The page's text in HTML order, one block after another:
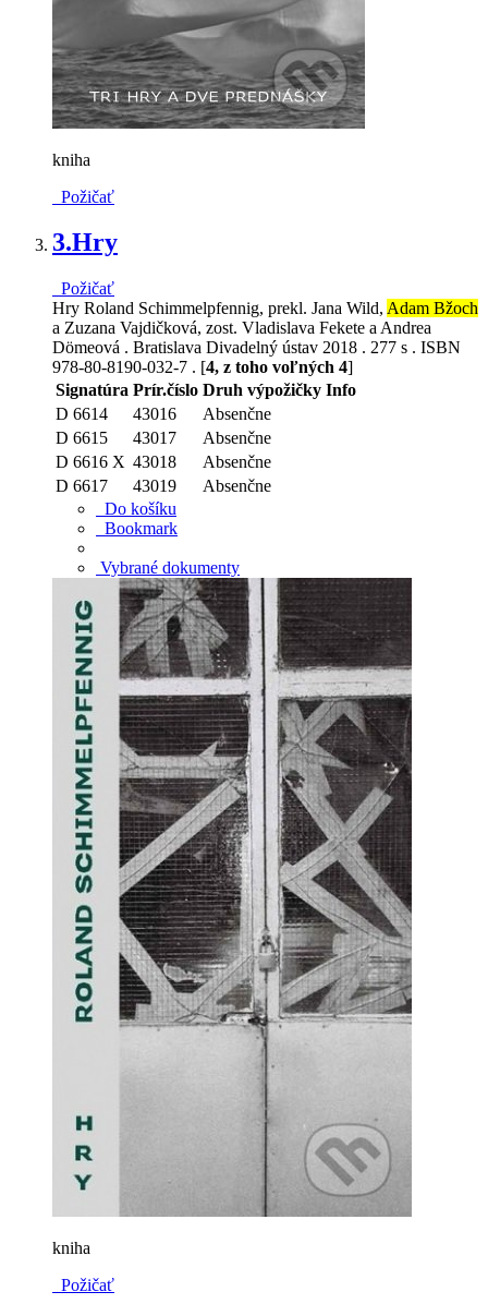
kniha
Požičať
3.Hry
Požičať
Hry Roland Schimmelpfennig, prekl. Jana Wild, Adam Bžoch
a Zuzana Vajdičková, zost. Vladislava Fekete a Andrea
Dömeová . Bratislava Divadelný ústav 2018 . 277 s . ISBN
978-80-8190-032-7 . [4, z toho voľných 4]
Signatúra Prír.číslo Druh výpožičky Info
D 6614
43016
Absenčne
D 6615
43017
Absenčne
D 6616 X 43018
Absenčne
D 6617
43019
Absenčne
Do košíku
Bookmark
Vybrané dokumenty
kniha
Požičať